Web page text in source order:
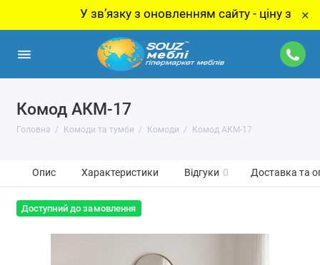
У звʼязку з оновленням сайту - ціну за товар ×
Комод АКМ-17
Головна Комоди та тумби Комоди Комод АКМ-17
Опис Характеристики Відгуки 0 Доставка та
Доступний до замовлення